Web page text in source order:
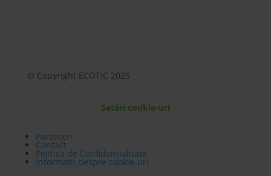
© Copyright ECOTIC 2025
Setări cookie-uri
Parteneri
Contact
Politica de Confidențialitate
Informații despre cookie-uri